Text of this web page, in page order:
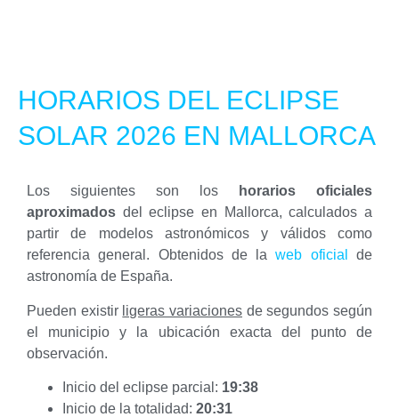
HORARIOS DEL ECLIPSE
SOLAR 2026 EN MALLORCA
Los siguientes son los
horarios oficiales
aproximados del eclipse en Mallorca, calculados a
partir de modelos astronómicos y válidos como
referencia general. Obtenidos de laweb oficial
de
astronomía de España.
Pueden existir ligeras variaciones de segundos según
el municipio y la ubicación exacta del punto de
observación.
Inicio del eclipse parcial: 19:38
Inicio de la totalidad: 20:31